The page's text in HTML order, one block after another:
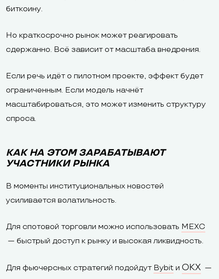
биткоину.
Но краткосрочно рынок может реагировать
сдержанно. Всё зависит от масштаба внедрения.
Если речь идёт о пилотном проекте, эффект будет
ограниченным. Если модель начнёт
масштабироваться, это может изменить структуру
спроса.
КАК НА ЭТОМ ЗАРАБАТЫВАЮТ
УЧАСТНИКИ РЫНКА
В моменты институциональных новостей
усиливается волатильность.
Для спотовой торговли можно использовать MEXC
— быстрый доступ к рынку и высокая ликвидность.
Для фьючерсных стратегий подойдут Bybit и OKX —